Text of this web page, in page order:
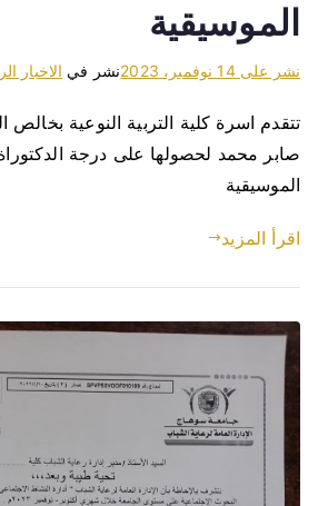
الموسيقية
نشر على14 نوفمبر، 2023 نشر في الاخبار
تتقدم اسرة كلية التربية النوعية بخالص
صابر محمد لحصولها على درجة
الموسيقية
اقرأ المزيد